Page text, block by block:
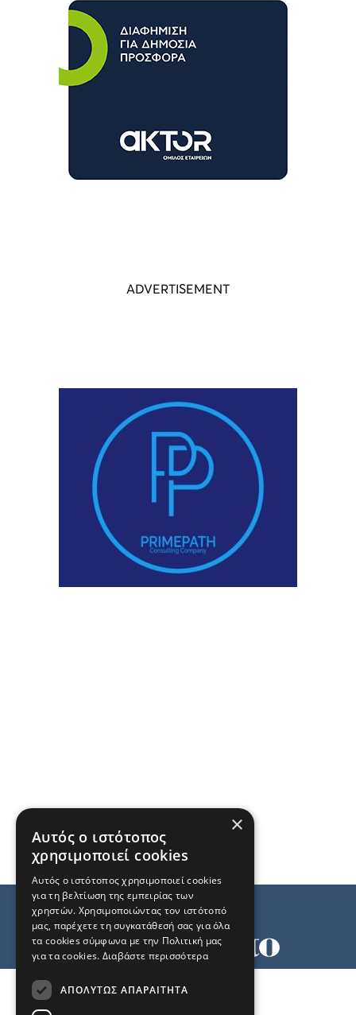
×
Αυτός ο ιστότοπος
χρησιμοποιεί cookies
Αυτός ο ιστότοπος χρησιμοποιεί cookies
για τη βελτίωση της εμπειρίας των
χρηστών. Χρησιμοποιώντας τον ιστότοπό
μας, παρέχετε τη συγκατάθεσή σας για όλα
τα cookies σύμφωνα με την Πολιτική μας
για τα cookies. Διαβάστε περισσότερα
ΑΠΟΛΎΤΩΣ ΑΠΑΡΑΊΤΗΤΑ